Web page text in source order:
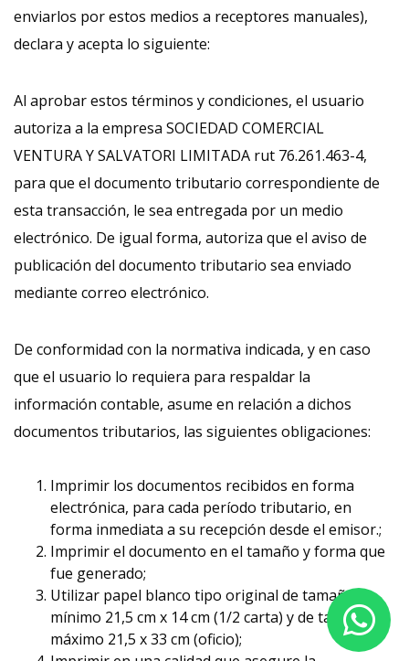
enviarlos por estos medios a receptores manuales),
declara y acepta lo siguiente:
Al aprobar estos términos y condiciones, el usuario
autoriza a la empresa SOCIEDAD COMERCIAL
VENTURA Y SALVATORI LIMITADA rut 76.261.463-4,
para que el documento tributario correspondiente de
esta transacción, le sea entregada por un medio
electrónico. De igual forma, autoriza que el aviso de
publicación del documento tributario sea enviado
mediante correo electrónico.
De conformidad con la normativa indicada, y en caso
que el usuario lo requiera para respaldar la
información contable, asume en relación a dichos
documentos tributarios, las siguientes obligaciones:
Imprimir los documentos recibidos en forma
electrónica, para cada período tributario, en
forma inmediata a su recepción desde el emisor.;
Imprimir el documento en el tamaño y forma que
fue generado;
Utilizar papel blanco tipo original de tamaño
mínimo 21,5 cm x 14 cm (1/2 carta) y de tamaño
máximo 21,5 x 33 cm (oficio);